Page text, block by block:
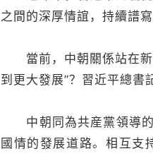
之間的深厚情誼，持續譜
當前，中朝關係站在新
到更大發展”？習近平總書
中朝同為共産黨領導的
國情的發展道路。相互支